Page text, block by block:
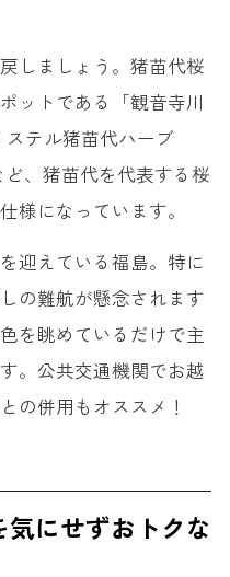
しましょう。猪苗代桜
ットである「観音寺川
テル猪苗代ハーブ
、猪苗代を代表する桜
様になっています。
迎えている福島。特に
の難航が懸念されます
を眺めているだけで主
。公共交通機関でお越
の併用もオススメ！
にせずおトクな